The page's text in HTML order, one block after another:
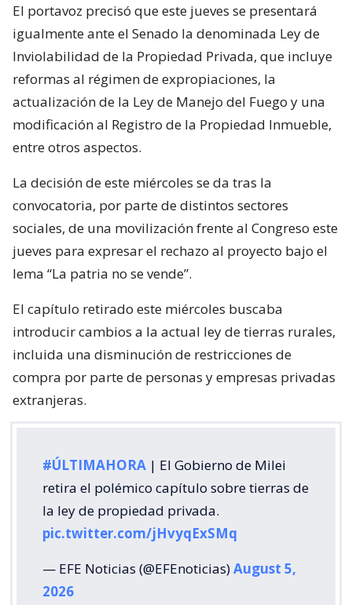
El portavoz precisó que este jueves se presentará
igualmente ante el Senado la denominada Ley de
Inviolabilidad de la Propiedad Privada, que incluye
reformas al régimen de expropiaciones, la
actualización de la Ley de Manejo del Fuego y una
modificación al Registro de la Propiedad Inmueble,
entre otros aspectos.
La decisión de este miércoles se da tras la
convocatoria, por parte de distintos sectores
sociales, de una movilización frente al Congreso este
jueves para expresar el rechazo al proyecto bajo el
lema “La patria no se vende”.
El capítulo retirado este miércoles buscaba
introducir cambios a la actual ley de tierras rurales,
incluida una disminución de restricciones de
compra por parte de personas y empresas privadas
extranjeras.
#ÚLTIMAHORA | El Gobierno de Milei
retira el polémico capítulo sobre tierras de
la ley de propiedad privada.
pic.twitter.com/jHvyqExSMq
— EFE Noticias (@EFEnoticias)August 5,
2026